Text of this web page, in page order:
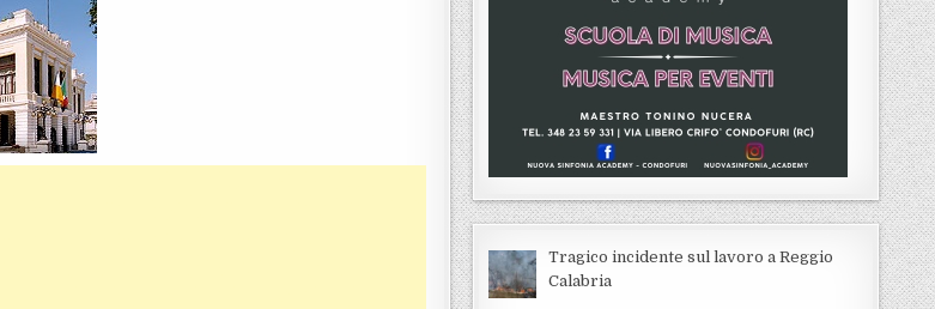
Tragico incidente sul lavoro a Reggio
Calabria